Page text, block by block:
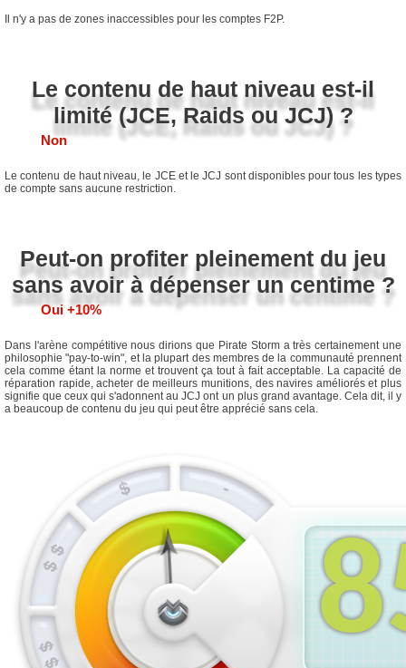
Il n'y a pas de zones inaccessibles pour les comptes F2P.
Le contenu de haut niveau est-il
limité (JCE, Raids ou JCJ) ?
Non
Le contenu de haut niveau, le JCE et le JCJ sont disponibles pour tous les types
de compte sans aucune restriction.
Peut-on profiter pleinement du jeu
sans avoir à dépenser un centime ?
Oui +10%
Dans l'arène compétitive nous dirions que Pirate Storm a très certainement une
philosophie "pay-to-win", et la plupart des membres de la communauté prennent
cela comme étant la norme et trouvent ça tout à fait acceptable. La capacité de
réparation rapide, acheter de meilleurs munitions, des navires améliorés et plus
signifie que ceux qui s'adonnent au JCJ ont un plus grand avantage. Cela dit, il y
a beaucoup de contenu du jeu qui peut être apprécié sans cela.